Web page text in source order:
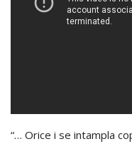
“… Orice i se intampla